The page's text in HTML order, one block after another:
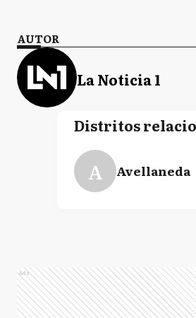
AUTOR
La Noticia 1
Distritos
A Avellaneda
Ads